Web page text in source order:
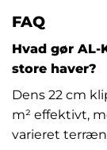
FAQ
Hvad gør AL-
store haver?
Dens 22 cm
m² effektivt,
varieret